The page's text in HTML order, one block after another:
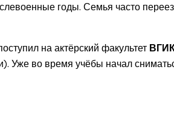
годы. Семья часто
на актёрский факультет
Уже во время учёбы начал